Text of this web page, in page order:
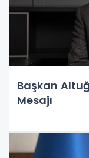
Başkan
Mesajı